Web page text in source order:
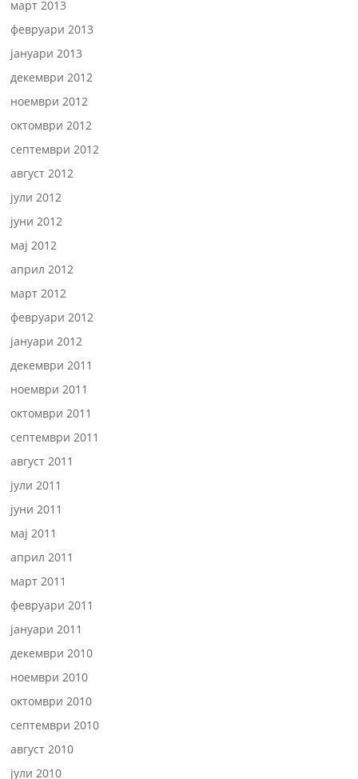
март 2013
февруари 2013
јануари 2013
декември 2012
ноември 2012
октомври 2012
септември 2012
август 2012
јули 2012
јуни 2012
мај 2012
април 2012
март 2012
февруари 2012
јануари 2012
декември 2011
ноември 2011
октомври 2011
септември 2011
август 2011
јули 2011
јуни 2011
мај 2011
април 2011
март 2011
февруари 2011
јануари 2011
декември 2010
ноември 2010
октомври 2010
септември 2010
август 2010
јули 2010